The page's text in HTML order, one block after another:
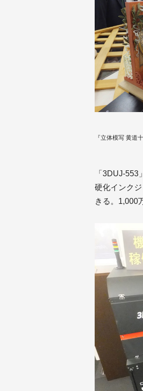
『立体模写 黄道
「3DUJ-
硬化インク
きる。1,000